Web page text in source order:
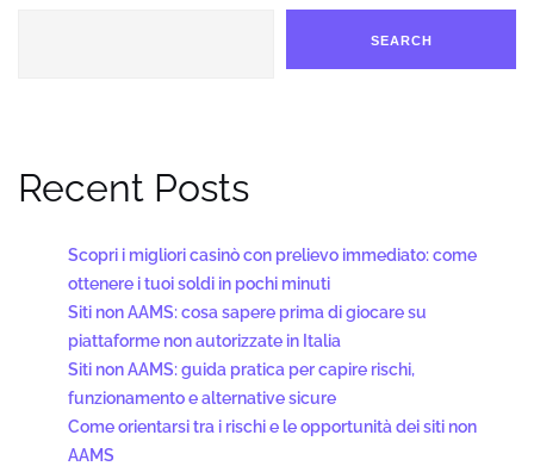
SEARCH
Recent Posts
Scopri i migliori casinò con prelievo immediato: come
ottenere i tuoi soldi in pochi minuti
Siti non AAMS: cosa sapere prima di giocare su
piattaforme non autorizzate in Italia
Siti non AAMS: guida pratica per capire rischi,
funzionamento e alternative sicure
Come orientarsi tra i rischi e le opportunità dei siti non
AAMS